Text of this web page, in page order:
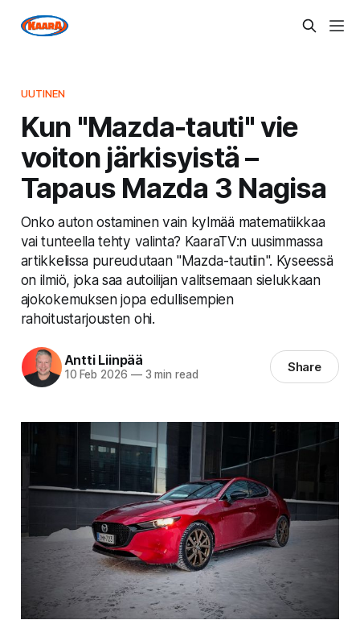
UUTINEN
Kun "Mazda-tauti" vie
voiton järkisyistä –
Tapaus Mazda 3 Nagisa
Onko auton ostaminen vain kylmää matematiikkaa
vai tunteella tehty valinta? KaaraTV:n uusimmassa
artikkelissa pureudutaan "Mazda-tautiin". Kyseessä
on ilmiö, joka saa autoilijan valitsemaan sielukkaan
ajokokemuksen jopa edullisempien
rahoitustarjousten ohi.
Antti Liinpää
10 Feb 2026 —3 min read Share